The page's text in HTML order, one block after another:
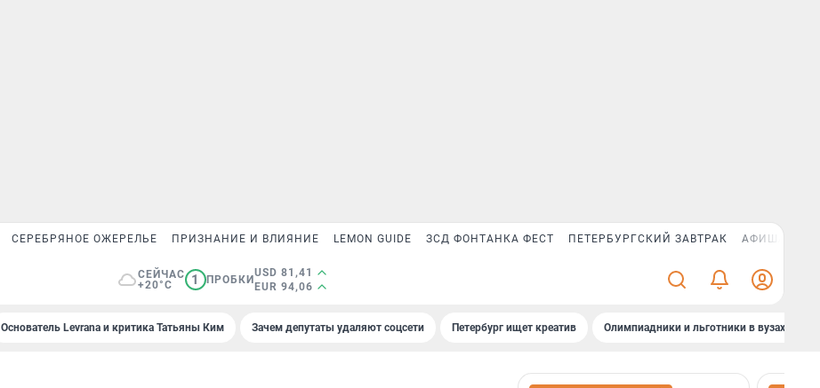
СЕРЕБРЯНОЕ ОЖЕРЕЛЬЕ ПРИЗНАНИЕ И ВЛИЯНИЕ LEMON GUIDE ЗСД ФОНТАНКА ФЕСТ ПЕТЕРБУРГСКИЙ ЗАВТРАК АФИША PLUS
СЕЙЧАС
+20°C
1 ПРОБКИ
USD 81,41
EUR 94,06
Основатель Levrana и критика Татьяны Ким Зачем депутаты удаляют соцсети Петербург ищет креатив Олимпиадники и льготники в вузах СПб